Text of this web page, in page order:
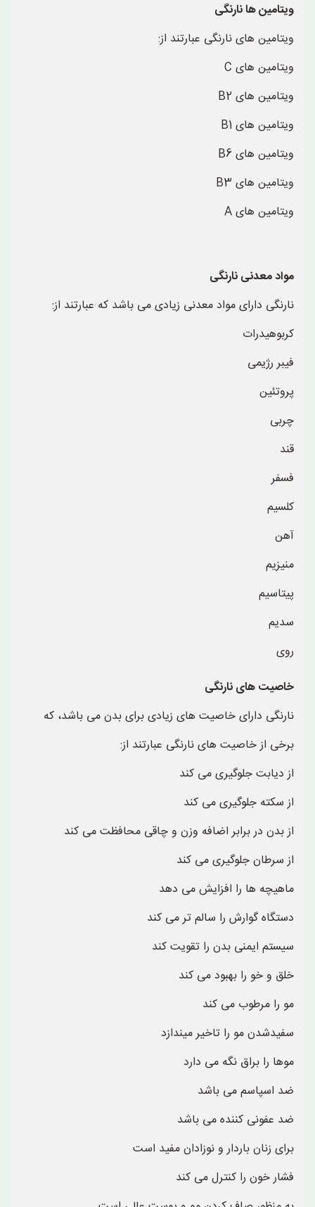
ویتامین ها نارنگی
ویتامین های نارنگی عبارتند از:
ویتامین های C
ویتامین های B2
ویتامین های B1
ویتامین های B6
ویتامین های B3
ویتامین های A
مواد معدنی نارنگی
نارنگی دارای مواد معدنی زیادی می باشد که عبارتند از:
کربوهیدرات
فیبر رژیمی
پروتئین
چربی
قند
فسفر
کلسیم
آهن
منیزیم
پیتاسیم
سدیم
روی
خاصیت های نارنگی
نارنگی دارای خاصیت های زیادی برای بدن می باشد، که
برخی از خاصیت های نارنگی عبارتند از:
از دیابت جلوگیری می کند
از سکته جلوگیری می کند
از بدن در برابر اضافه وزن و چاقی محافظت می کند
از سرطان جلوگیری می کند
ماهیچه ها را افزایش می دهد
دستگاه گوارش را سالم تر می کند
سیستم ایمنی بدن را تقویت کند
خلق و خو را بهبود می کند
مو را مرطوب می کند
سفیدشدن مو را تاخیر میندازد
موها را براق نگه می دارد
ضد اسپاسم می باشد
ضد عفونی کننده می باشد
برای زنان باردار و نوزادان مفید است
فشار خون را کنترل می کند